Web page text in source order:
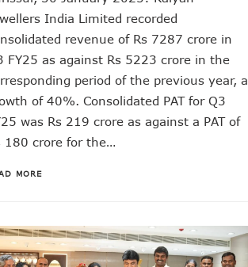
India Limited recorded
revenue of Rs 7287 crore in
FY25 as against Rs 5223 crore in the
period of the previous year, a
of 40%. Consolidated PAT for Q3
was Rs 219 crore as against a PAT of
180 crore for the…
MORE